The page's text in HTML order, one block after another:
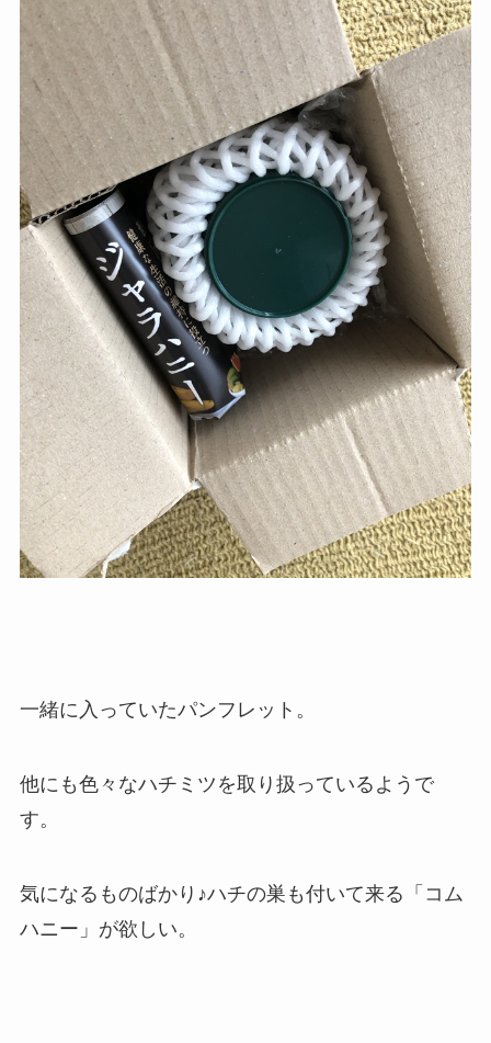
一緒に入っていたパンフレット。
他にも色々なハチミツを取り扱っているようで
す。
気になるものばかり♪ハチの巣も付いて来る「コム
ハニー」が欲しい。